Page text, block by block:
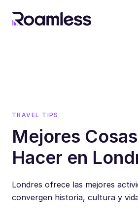
TRAVEL TIPS
Mejores
Hacer en
Londres ofrece las mejores
convergen historia, cultura y